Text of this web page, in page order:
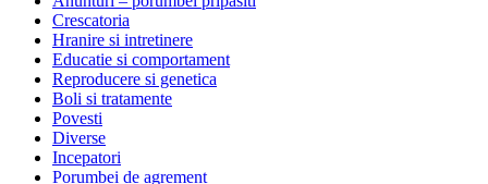
Crescatoria
Hranire si intretinere
Educatie si comportament
Reproducere si genetica
Boli si tratamente
Povesti
Diverse
Incepatori
Porumbei de agrement